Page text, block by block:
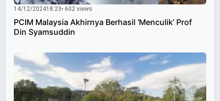
14/12/202418:23• 602 views
PCIM Malaysia Akhirnya Berhasil ‘Menculik’ Prof
Din Syamsuddin